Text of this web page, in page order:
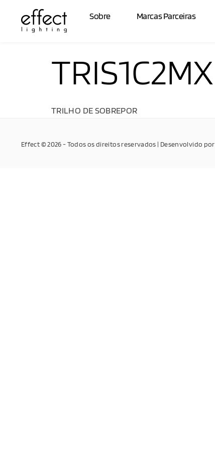
Sobre Marcas Parceiras
TRIS1C2MX
TRILHO DE SOBREPOR
Effect © 2026 - Todos os direitos reservados | Desenvolvido por